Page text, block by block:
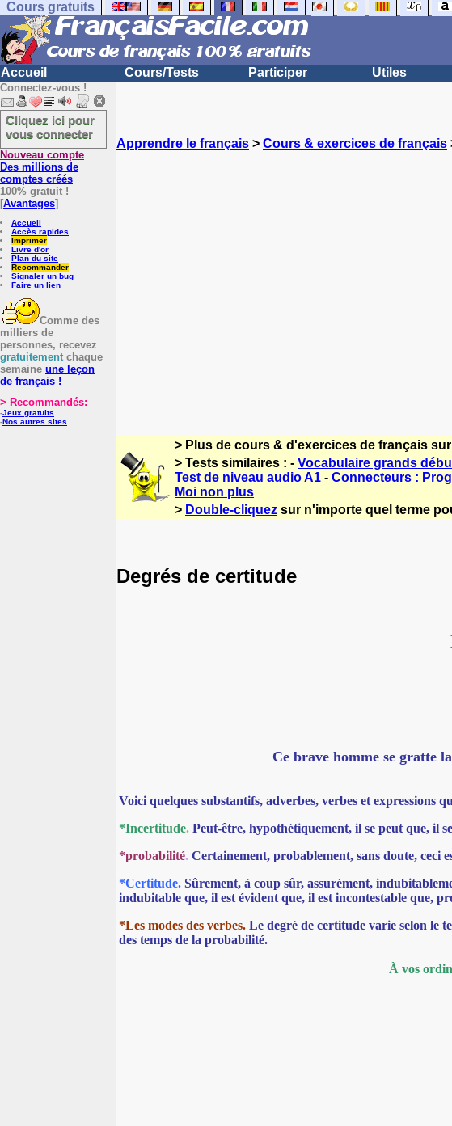
Cours gratuits
Accueil Cours/Tests Participer Utiles
Connectez-vous !
Cliquez ici pour
vous connecter
Nouveau compte
Des millions de
comptes créés
100% gratuit !
[Avantages]
Accueil
Accès rapides
Imprimer
Livre d'or
Plan du site
Recommander
Signaler un bug
Faire un lien
Comme des
milliers de
personnes, recevez
gratuitementchaque
semaine une leçon
de français !
> Recommandés:
-Jeux gratuits
-Nos autres sites
Apprendre le français > Cours & exercices de français
> Plus de cours & d'exercices de français sur
> Tests similaires : - Vocabulaire grands
Test de niveau audio A1 - Connecteurs :
Moi non plus
> Double-cliquez sur n'importe quel terme
Degrés de certitude
Ce brave homme se gratte
Voici quelques substantifs, adverbes, verbes et expressions
*Incertitude. Peut-être, hypothétiquement, il se peut que, il
*probabilité. Certainement, probablement, sans doute, ceci
*Certitude. Sûrement, à coup sûr, assurément,
indubitable que, il est évident que, il est incontestable que,
*Les modes des verbes. Le degré de certitude varie selon le
des temps de la probabilité.
À vos